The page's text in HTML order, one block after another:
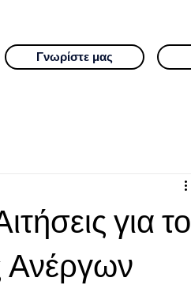
Γνωρίστε μας
για το
Ανέργων